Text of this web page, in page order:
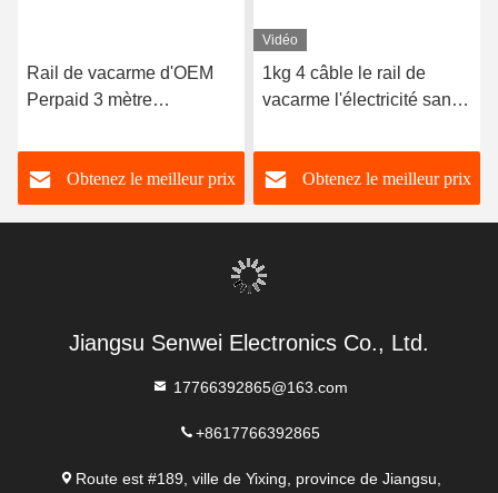
Rail de vacarme d'OEM
Perpaid 3 mètre
l'énergie de mètre
d'énergie de phase Rs485
Obtenez le meilleur prix
Vidéo
1kg 4 câble le rail de
vacarme l'électricité sans
mètre d'énergie de 3
phasesObtenez le meilleur prix
Jiangsu Senwei Electronics Co., Ltd.
17766392865@163.com
+8617766392865
Route est #189, ville de Yixing, province de Jiangsu,